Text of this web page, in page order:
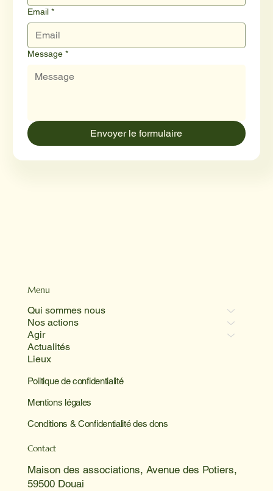
Menu
Qui sommes nous
Nos actions
Agir
Actualités
Lieux
Politique de confidentialité
Mentions légales
Conditions & Confidentialité des dons
Contact
Maison des associations, Avenue des Potiers,
59500 Douai
Email *
Message *
Envoyer le formulaire